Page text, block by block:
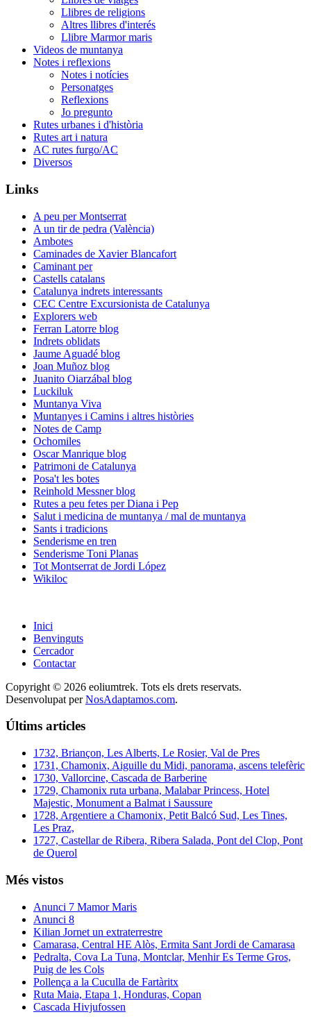
Llibres de religions
Altres llibres d'interés
Llibre Marmor maris
Videos de muntanya
Notes i reflexions
Notes i notícies
Personatges
Reflexions
Jo pregunto
Rutes urbanes i d'història
Rutes art i natura
AC rutes furgo/AC
Diversos
Links
A peu per Montserrat
A un tir de pedra (València)
Ambotes
Caminades de Xavier Blancafort
Caminant per
Castells catalans
Catalunya indrets interessants
CEC Centre Excursionista de Catalunya
Explorers web
Ferran Latorre blog
Indrets oblidats
Jaume Aguadé blog
Joan Muñoz blog
Juanito Oiarzábal blog
Luckiluk
Muntanya Viva
Muntanyes i Camins i altres històries
Notes de Camp
Ochomiles
Oscar Manrique blog
Patrimoni de Catalunya
Posa't les botes
Reinhold Messner blog
Rutes a peu fetes per Diana i Pep
Salut i medicina de muntanya / mal de muntanya
Sants i tradicions
Senderisme en tren
Senderisme Toni Planas
Tot Montserrat de Jordi López
Wikiloc
Inici
Benvinguts
Cercador
Contactar
Copyright © 2026 eoliumtrek. Tots els drets reservats.
Desenvolupat perNosAdaptamos.com.
Últims articles
1732, Briançon, Les Alberts, Le Rosier, Val de Pres
1731, Chamonix, Aiguille du Midi, panorama, ascens telefèric
1730, Vallorcine, Cascada de Barberine
1729, Chamonix ruta urbana, Malabar Princess, Hotel
Majestic, Monument a Balmat i Saussure
1728, Argentiere a Chamonix, Petit Balcó Sud, Les Tines,
Les Praz,
1727, Castellar de Ribera, Ribera Salada, Pont del Clop, Pont
de Querol
Més vistos
Anunci 7 Mamor Maris
Anunci 8
Kilian Jornet un extraterrestre
Camarasa, Central HE Alòs, Ermita Sant Jordi de Camarasa
Pedralta, Cova La Tuna, Montclar, Menhir Es Terme Gros,
Puig de les Cols
Pollença a la Cuculla de Fartàritx
Ruta Maia, Etapa 1, Honduras, Copan
Cascada Hivjufossen